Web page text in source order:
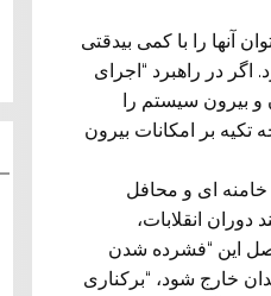
آنها را با کمی بیدقتی
اگر در راهبرد “اجرای
بیرون سیستم را
تکیه بر امکانات بیرون
ای و محافل
انقلابات،
این “فشرده شدن
خارج شود، “برکناری